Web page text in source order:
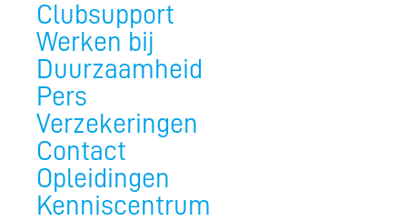
Clubsupport
Werken bij
Duurzaamheid
Pers
Verzekeringen
Contact
Opleidingen
Kenniscentrum